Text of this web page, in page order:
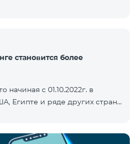
становится более
начиная с 01.10.2022г. в
Египте и ряде других стран
– 150 драм/минута.